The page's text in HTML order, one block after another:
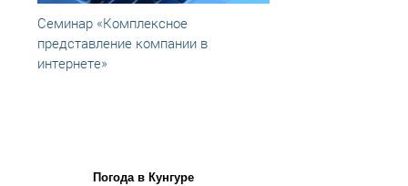
Семинар «Комплексное
представление компании в
интернете»
Погода в Кунгуре